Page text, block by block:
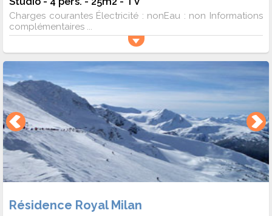
Charges courantes Électricité : nonEau : non Informations
complémentaires ...
Résidence Royal Milan